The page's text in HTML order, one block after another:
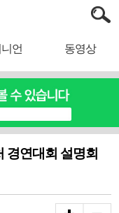
언 동영상
경연대회 설명회